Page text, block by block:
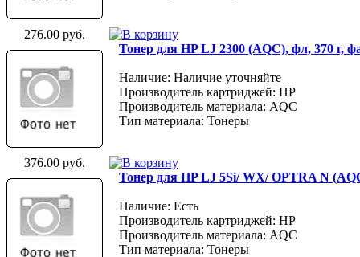
276.00 руб.
Тонер для HP LJ 2300 (AQC), фл, 370 г,
Наличие: Наличие уточняйте
Производитель картриджей: HP
Производитель материала: AQC
Тип материала: Тонеры
376.00 руб.
Тонер для HP LJ 5Si/ WX/ OPTRA N
Наличие: Есть
Производитель картриджей: HP
Производитель материала: AQC
Тип материала: Тонеры